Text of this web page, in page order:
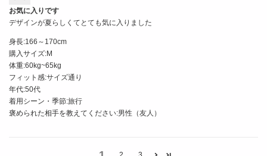
お気に入りです
デザインが夏らしくてとても気に入りました
身長:166～170cm
購入サイズ:M
体重:60kg~65kg
フィット感:サイズ通り
年代:50代
着用シーン・季節:旅行
褒められた相手を教えてください:男性（友人）